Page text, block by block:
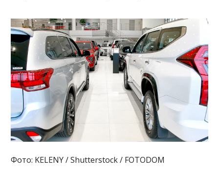
Фото: KELENY / Shutterstock / FOTODOM